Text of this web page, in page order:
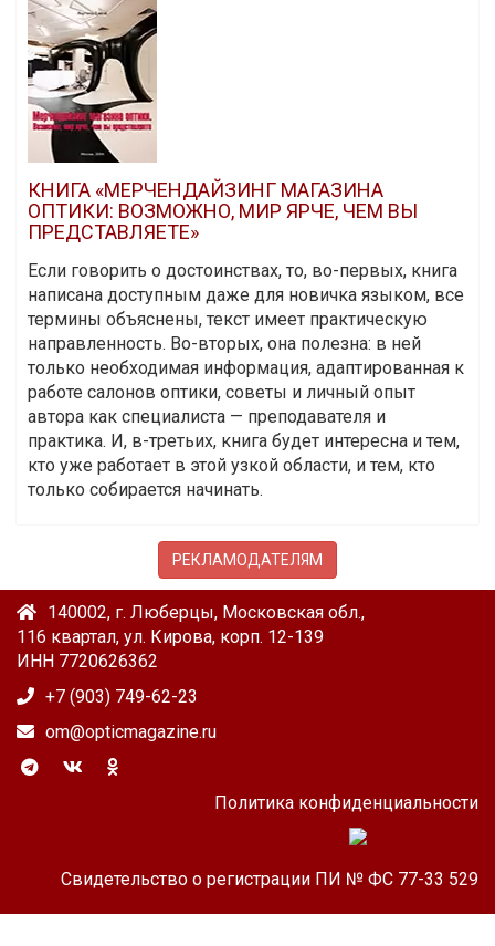
КНИГА «МЕРЧЕНДАЙЗИНГ МАГАЗИНА
ОПТИКИ: ВОЗМОЖНО, МИР ЯРЧЕ, ЧЕМ ВЫ
ПРЕДСТАВЛЯЕТЕ»
Если говорить о достоинствах, то, во-первых, книга
написана доступным даже для новичка языком, все
термины объяснены, текст имеет практическую
направленность. Во-вторых, она полезна: в ней
только необходимая информация, адаптированная к
работе салонов оптики, советы и личный опыт
автора как специалиста — преподавателя и
практика. И, в-третьих, книга будет интересна и тем,
кто уже работает в этой узкой области, и тем, кто
только собирается начинать.
РЕКЛАМОДАТЕЛЯМ
140002, г. Люберцы, Московская обл.,
116 квартал, ул. Кирова, корп. 12-139
ИНН 7720626362
+7 (903) 749-62-23
om@opticmagazine.ru
Политика конфиденциальности
Свидетельство о регистрации ПИ № ФС 77-33 529